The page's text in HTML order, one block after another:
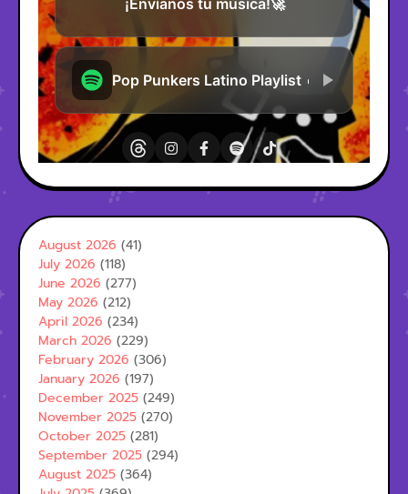
August 2026 (41)
July 2026 (118)
June 2026 (277)
May 2026 (212)
April 2026 (234)
March 2026 (229)
February 2026 (306)
January 2026 (197)
December 2025 (249)
November 2025 (270)
October 2025 (281)
September 2025 (294)
August 2025 (364)